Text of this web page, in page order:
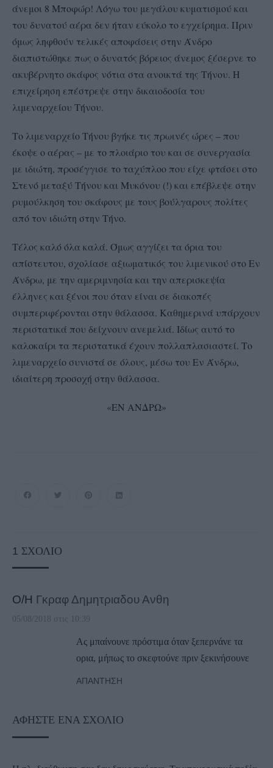
άνεμοι 8 Μποφώρ! Λόγω του μεγάλου κυματισμού και
του δυνατού αέρα δεν ήταν εύκολο το εγχείρημα. Πριν
όμως ληφθούν τελικές αποφάσεις στην Άνδρο
διαπιστώθηκε πως ο δυνατός βόρειος άνεμος ξέσερνε το
ακυβέρνητο σκάφος νότια στα ανοικτά της Τήνου. Η
επιχείρηση επέστρεψε στην δικαιοδοσία του
λιμεναρχείου Τήνου.
Το λιμεναρχείο Τήνου βγήκε τις πρωινές ώρες – που
έκοψε ο αέρας – με το πλοιάριο του και σε συνεργασία
με ιδιώτη, προσέγγισε το ταχύπλοο που είχε φτάσει στο
Στενό μεταξύ Τήνου και Μυκόνου (!) και επέβλεψε στην
ρυμούλκηση του σκάφους με τους βούλγαρους πολίτες
από τον ιδιώτη στην Τήνο.
Τέλος καλό όλα καλά. Όμως αγγίζει τα όρια του
απίστευτου, σχολίασε αξιωματικός του λιμενικού στο Εν
Άνδρω, με την αμεριμνησία και την απερισκεψία
έλληνες και ξένοι που όταν είναι σε διακοπές
συμπεριφέρονται στην θάλασσα. Καθημερινά υπάρχουν
περιστατικά που δείχνουν ανεμελιά. Ιδίως αυτό το
καλοκαίρι τα περιστατικά έχουν πολλαπλασιαστεί. Το
λιμεναρχείο συνιστά σε όλους, μέσω του Εν Άνδρω,
ιδιαίτερη προσοχή στην θάλασσα.
«ΕΝ ΑΝΔΡΩ»
1 ΣΧΌΛΙΟ
Ο/Η Γκραφ Δημητριαδου Ανθη
05/08/2018 στις 10:39
Ας μπαίνουνε πρόστιμα όταν ξεπερνάνε τα
ορια, μήπως το σκεφτούνε πριν ξεκινήσουνε
ΑΠΆΝΤΗΣΗ
ΑΦΉΣΤΕ ΈΝΑ ΣΧΌΛΙΟ